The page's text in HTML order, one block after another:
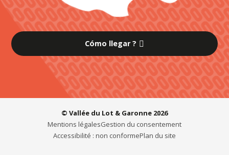
Cómo llegar ?
© Vallée du Lot & Garonne 2026
Mentions légalesGestion du consentement
Accessibilité : non conformePlan du site